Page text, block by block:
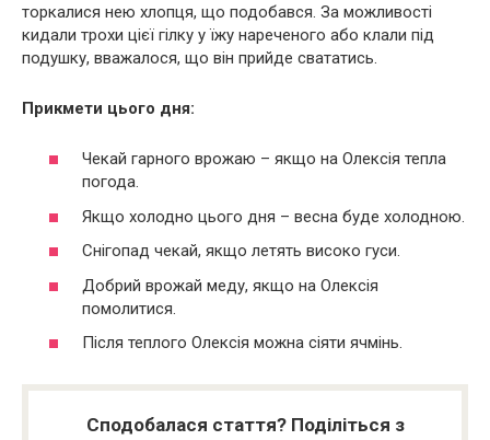
торкалися нею хлопця, що подобався. За можливості
кидали трохи цієї гілку у їжу нареченого або клали під
подушку, вважалося, що він прийде свататись.
Прикмети цього дня:
Чекай гарного врожаю – якщо на Олексія тепла
погода.
Якщо холодно цього дня – весна буде холодною.
Снігопад чекай, якщо летять високо гуси.
Добрий врожай меду, якщо на Олексія
помолитися.
Після теплого Олексія можна сіяти ячмінь.
Сподобалася стаття? Поділіться з